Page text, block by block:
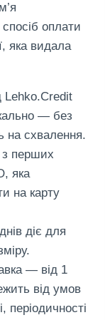
оплати
яка видала
Lehko.Credit
— без
на схвалення.
з перших
яка
на карту
діє для
— від 1
від умов
періодичності